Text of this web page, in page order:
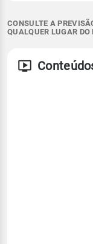
CONSULTE A
QUALQUER LUGAR DO